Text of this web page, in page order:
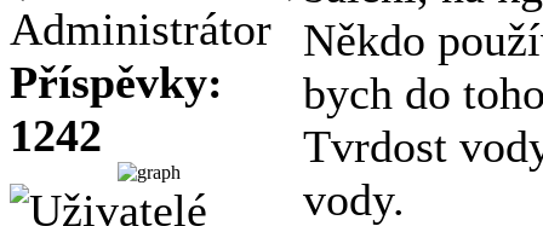
Administrátor
Příspěvky:
1242
Někdo
bych do
Tvrdost
vody.